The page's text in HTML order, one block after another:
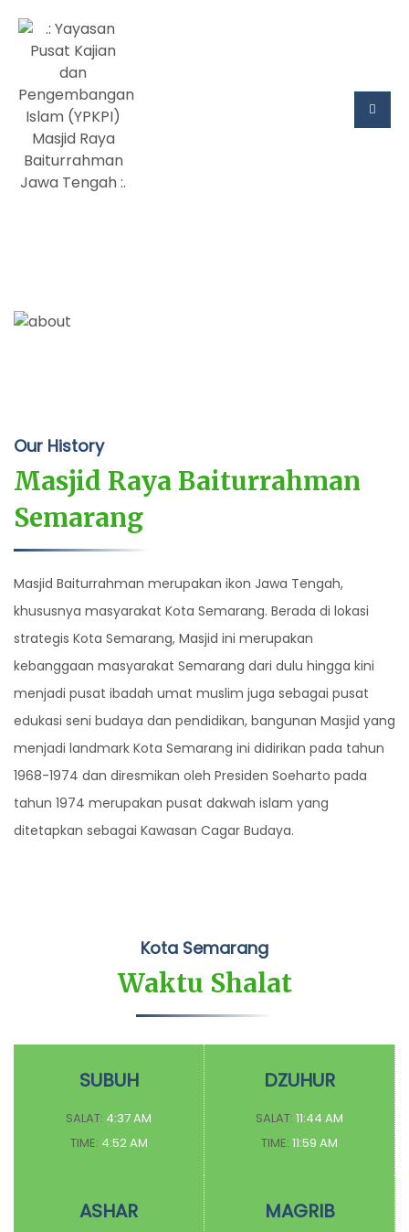
Our History
Masjid Raya Baiturrahman
Semarang
Masjid Baiturrahman merupakan ikon Jawa Tengah,
khususnya masyarakat Kota Semarang. Berada di lokasi
strategis Kota Semarang, Masjid ini merupakan
kebanggaan masyarakat Semarang dari dulu hingga kini
menjadi pusat ibadah umat muslim juga sebagai pusat
edukasi seni budaya dan pendidikan, bangunan Masjid yang
menjadi landmark Kota Semarang ini didirikan pada tahun
1968-1974 dan diresmikan oleh Presiden Soeharto pada
tahun 1974 merupakan pusat dakwah islam yang
ditetapkan sebagai Kawasan Cagar Budaya.
Kota Semarang
Waktu Shalat
SUBUH
SALAT: 4:37 AM
TIME: 4:52 AM
DZUHUR
SALAT: 11:44 AM
TIME: 11:59 AM
ASHAR MAGRIB